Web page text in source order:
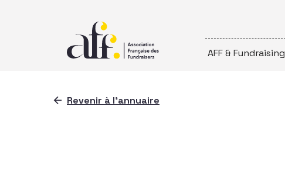
AFF & Fundraising
Revenir à l'annuaire